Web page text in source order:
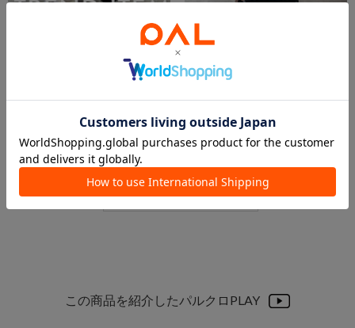
2026.03.20
本部
mystic
2026.03.20
木田つぐみ
本部
この商品を紹介したパルクロPLAY